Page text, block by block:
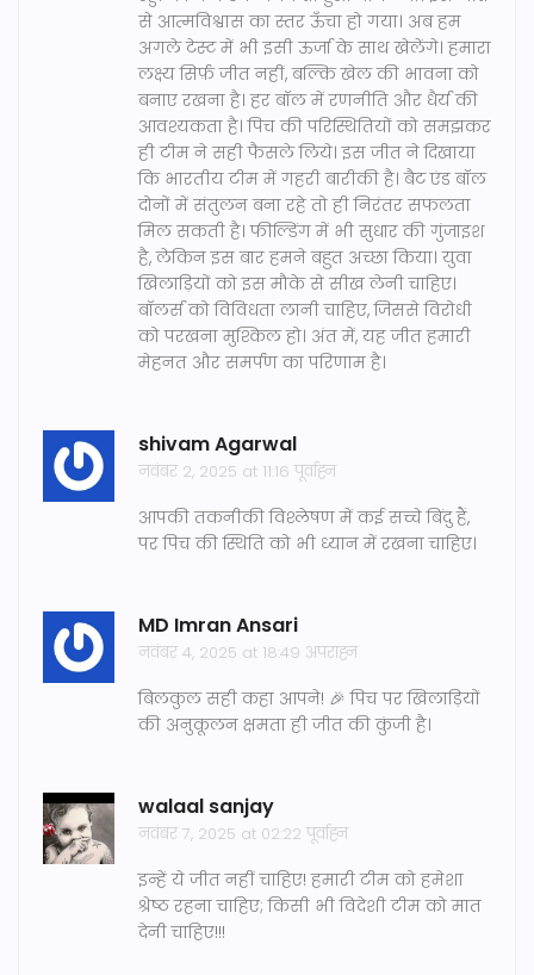
से आत्मविश्वास का स्तर ऊँचा हो गया। अब हम
अगले टेस्ट में भी इसी ऊर्जा के साथ खेलेंगे। हमारा
लक्ष्य सिर्फ़ जीत नहीं, बल्कि खेल की भावना को
बनाए रखना है। हर बॉल में रणनीति और धैर्य की
आवश्यकता है। पिच की परिस्थितियों को समझकर
ही टीम ने सही फैसले लिये। इस जीत ने दिखाया
कि भारतीय टीम में गहरी बारीकी है। बैट एंड बॉल
दोनों में संतुलन बना रहे तो ही निरंतर सफलता
मिल सकती है। फील्डिंग में भी सुधार की गुंजाइश
है, लेकिन इस बार हमने बहुत अच्छा किया। युवा
खिलाड़ियों को इस मौके से सीख लेनी चाहिए।
बॉलर्स को विविधता लानी चाहिए, जिससे विरोधी
को परखना मुश्किल हो। अंत में, यह जीत हमारी
मेहनत और समर्पण का परिणाम है।
shivam Agarwal
नवंबर 2, 2025 at 11:16 पूर्वाह्न
आपकी तकनीकी विश्लेषण में कई सच्चे बिंदु हैं,
पर पिच की स्थिति को भी ध्यान में रखना चाहिए।
MD Imran Ansari
नवंबर 4, 2025 at 18:49 अपराह्न
बिलकुल सही कहा आपने! 🎉 पिच पर खिलाड़ियों
की अनुकूलन क्षमता ही जीत की कुंजी है।
walaal sanjay
नवंबर 7, 2025 at 02:22 पूर्वाह्न
इन्हें ये जीत नहीं चाहिए! हमारी टीम को हमेशा
श्रेष्ठ रहना चाहिए; किसी भी विदेशी टीम को मात
देनी चाहिए!!!